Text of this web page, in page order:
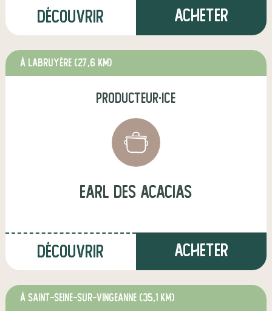
Découvrir Acheter
à Labruyère (27,6 km)
producteur·ice
earl des acacias
Découvrir Acheter
à Saint-Seine-sur-Vingeanne (35,1 km)